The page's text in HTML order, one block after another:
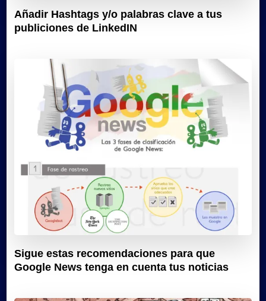
Añadir Hashtags y/o palabras clave a tus
publiciones de LinkedIN
Sigue estas recomendaciones para que
Google News tenga en cuenta tus noticias